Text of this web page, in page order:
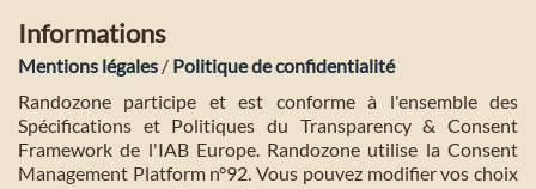
Informations
Mentions légales / Politique de confidentialité
Randozone participe et est conforme à l'ensemble des
Spécifications et Politiques du Transparency & Consent
Framework de l'IAB Europe. Randozone utilise la Consent
Management Platform n°92. Vous pouvez modifier vos choix